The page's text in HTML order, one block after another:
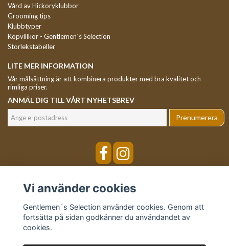
Vård av Hickoryklubbor
Grooming tips
Klubbtyper
Köpvillkor - Gentlemen´s Selection
Storlekstabeller
LITE MER INFORMATION
Vår målsättning är att kombinera produkter med bra kvalitet och
rimliga priser.
ANMÄL DIG TILL VÅRT NYHETSBREV
Prenumerera
Vi använder cookies
Gentlemen´s Selection använder cookies. Genom att
fortsätta på sidan godkänner du användandet av
cookies.